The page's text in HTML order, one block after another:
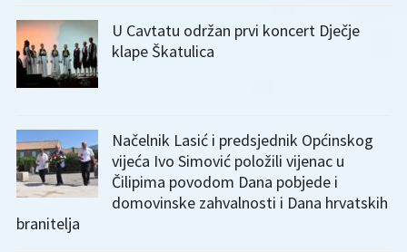
U Cavtatu održan prvi koncert Dječje
klape Škatulica
Načelnik Lasić i predsjednik Općinskog
vijeća Ivo Simović položili vijenac u
Čilipima povodom Dana pobjede i
domovinske zahvalnosti i Dana hrvatskih
branitelja